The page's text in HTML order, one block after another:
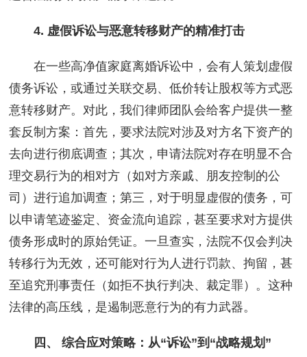
4. 虚假诉讼与恶意转移财产的精准打击
在一些高净值家庭离婚诉讼中，会有人策划虚假
债务诉讼，或通过关联交易、低价转让股权等方式恶
意转移财产。对此，我们律师团队会给客户提供一整
套反制方案：首先，要求法院对涉及对方名下资产的
去向进行彻底调查；其次，申请法院对存在明显不合
理交易行为的相对方（如对方亲戚、朋友控制的公
司）进行追加调查；第三，对于明显虚假的债务，可
以申请笔迹鉴定、资金流向追踪，甚至要求对方提供
债务形成时的原始凭证。一旦查实，法院不仅会判决
转移行为无效，还可能对行为人进行罚款、拘留，甚
至追究刑事责任（如拒不执行判决、裁定罪）。这种
法律的高压线，是遏制恶意行为的有力武器。
四、 综合应对策略：从“诉讼”到“战略规划”